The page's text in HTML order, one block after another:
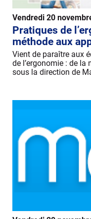
Vendredi 20
Pratiques de
méthode aux
Vient de paraître aux
de l’ergonomie : de
sous la direction de